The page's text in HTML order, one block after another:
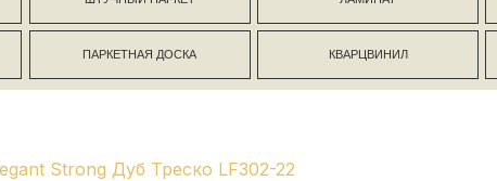
ПАРКЕТНАЯ ДОСКА КВАРЦВИНИЛ СТЕНОВЫЕ
Strong Дуб Треско LF302-22